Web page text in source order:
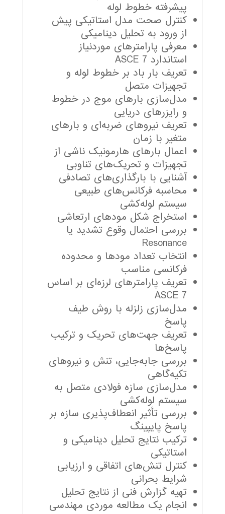
پیشرفته خطوط لوله
کنترل صحت مدل استاتیکی پیش
از ورود به تحلیل دینامیکی
معرفی پارامترهای موردنیاز
استاندارد ASCE 7
تعریف بار باد بر خطوط لوله و
تجهیزات متصل
مدل‌سازی بارهای موج در خطوط
و رایزرهای دریایی
تعریف نیروهای ضربه‌ای و بارهای
متغیر با زمان
اعمال بارهای هارمونیک ناشی از
تجهیزات و تحریک‌های تناوبی
آشنایی با بارگذاری‌های تصادفی
محاسبه فرکانس‌های طبیعی
سیستم لوله‌کشی
استخراج شکل مودهای ارتعاشی
بررسی احتمال وقوع تشدید یا
Resonance
انتخاب تعداد مودها و محدوده
فرکانسی مناسب
تعریف پارامترهای لرزه‌ای بر اساس
ASCE 7
مدل‌سازی زلزله با روش طیف
پاسخ
تعریف جهت‌های تحریک و ترکیب
پاسخ‌ها
بررسی جابه‌جایی، تنش و نیروهای
تکیه‌گاهی
مدل‌سازی سازه فولادی متصل به
سیستم لوله‌کشی
بررسی تأثیر انعطاف‌پذیری سازه بر
پاسخ پایپینگ
ترکیب نتایج تحلیل دینامیکی و
استاتیکی
کنترل تنش‌های اتفاقی و ارزیابی
شرایط بحرانی
تهیه گزارش فنی از نتایج تحلیل
انجام یک مطالعه موردی مهندسی